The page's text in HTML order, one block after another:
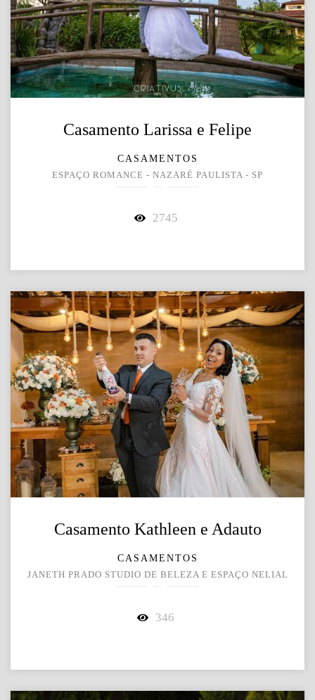
Casamento Larissa e Felipe
CASAMENTOS
ESPAÇO ROMANCE - NAZARÉ PAULISTA - SP
2745
Casamento Kathleen e Adauto
CASAMENTOS
JANETH PRADO STUDIO DE BELEZA E ESPAÇO NELIAL
346